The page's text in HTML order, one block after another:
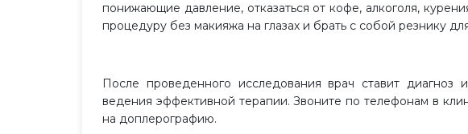
понижающие давление, отказаться от кофе, алкоголя,
процедуру без макияжа на глазах и брать с собой резнику
После проведенного исследования врач ставит
ведения эффективной терапии. Звоните по телефонам в
на доплерографию.